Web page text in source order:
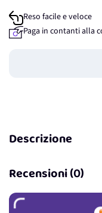
Reso facile e veloce
Paga in contanti alla
Descrizione
Recensioni (0)